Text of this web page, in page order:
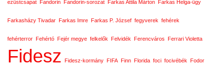
ezüstcsapat Fandorin Fandorin-sorozat Farkas Attila Márton Farkas Helga-ügy
Farkasházy Tivadar Farkas Imre Farkas P. József fegyverek fehérek
fehérterror Fehértó Fejér megye felkelők Felvidék Ferencváros Ferrari Violetta
Fidesz Fidesz-kormány FIFA Finn Florida foci focivébék Fodor